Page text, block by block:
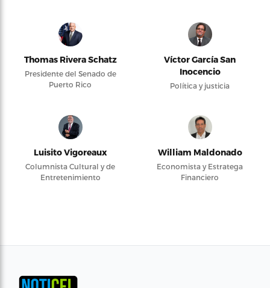
Thomas Rivera Schatz
Presidente del Senado de
Puerto Rico
Víctor García San
Inocencio
Política y justicia
Luisito Vigoreaux
Columnista Cultural y de
Entretenimiento
William Maldonado
Economista y Estratega
Financiero